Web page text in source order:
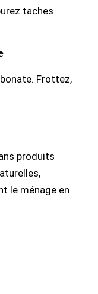
taches
Frottez,
produits
le ménage en